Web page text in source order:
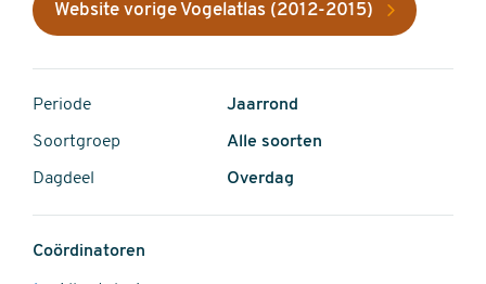
Website vorige Vogelatlas (2012-2015)
Periode Jaarrond
Soortgroep Alle soorten
Dagdeel Overdag
Coördinatoren